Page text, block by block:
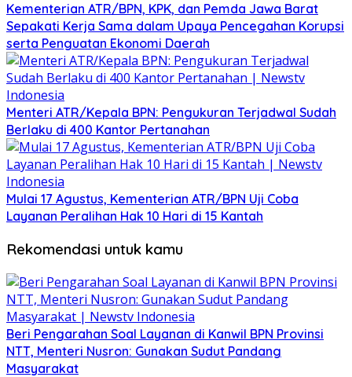
Kementerian ATR/BPN, KPK, dan Pemda Jawa Barat
Sepakati Kerja Sama dalam Upaya Pencegahan Korupsi
serta Penguatan Ekonomi Daerah
Menteri ATR/Kepala BPN: Pengukuran Terjadwal Sudah
Berlaku di 400 Kantor Pertanahan
Mulai 17 Agustus, Kementerian ATR/BPN Uji Coba
Layanan Peralihan Hak 10 Hari di 15 Kantah
Rekomendasi untuk kamu
Beri Pengarahan Soal Layanan di Kanwil BPN Provinsi
NTT, Menteri Nusron: Gunakan Sudut Pandang
Masyarakat